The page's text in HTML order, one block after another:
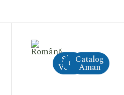
Site
VechiCreAI
Catalog
Aman